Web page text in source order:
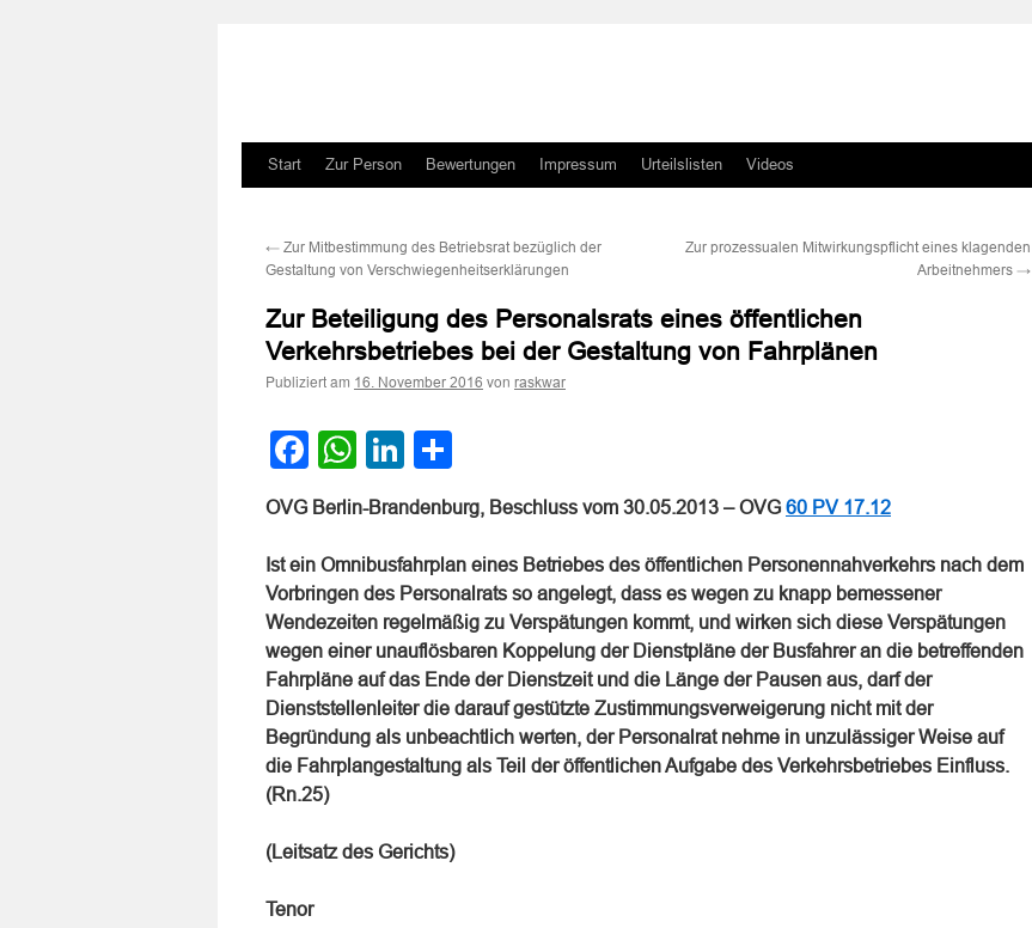
Zum
springen
Start Zur Person Bewertungen Impressum Urteilslisten Videos
← Zur Mitbestimmung des Betriebsrat bezüglich der
Gestaltung von Verschwiegenheitserklärungen
Zur prozessualen Mitwirkungspflicht eines klagenden
Arbeitnehmers →
Zur Beteiligung des Personalsrats eines öffentlichen
Verkehrsbetriebes bei der Gestaltung von Fahrplänen
Publiziert am 16. November 2016 von raskwar
Facebook
WhatsApp
LinkedIn
OVG Berlin-Brandenburg, Beschluss vom 30.05.2013 – OVG 60 PV 17.12
Ist ein Omnibusfahrplan eines Betriebes des öffentlichen Personennahverkehrs nach dem
Vorbringen des Personalrats so angelegt, dass es wegen zu knapp bemessener
Wendezeiten regelmäßig zu Verspätungen kommt, und wirken sich diese Verspätungen
wegen einer unauflösbaren Koppelung der Dienstpläne der Busfahrer an die betreffenden
Fahrpläne auf das Ende der Dienstzeit und die Länge der Pausen aus, darf der
Dienststellenleiter die darauf gestützte Zustimmungsverweigerung nicht mit der
Begründung als unbeachtlich werten, der Personalrat nehme in unzulässiger Weise auf
die Fahrplangestaltung als Teil der öffentlichen Aufgabe des Verkehrsbetriebes Einfluss.
(Rn.25)
(Leitsatz des Gerichts)
Tenor